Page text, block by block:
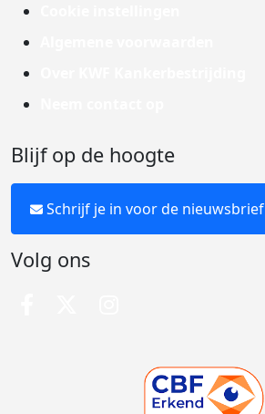
Blijf op de hoogte
Schrijf je in voor de nieuwsbrief
Volg ons